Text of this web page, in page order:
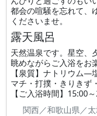
都会の喧騒を忘れて、
くださいませ。
露天風呂
天然温泉です。星空、
眺めながらご入浴をお
【泉質】ナトリウム―
マチ・打撲・きりきず
【ご入浴時間】15:00
関西／和歌山県／